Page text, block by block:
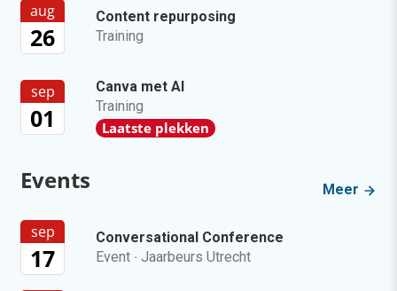
aug
26
Content repurposing
Training
sep
01
Canva met AI
Training
Laatste plekken
Events Meer
sep
17
Conversational Conference
Event · Jaarbeurs Utrecht